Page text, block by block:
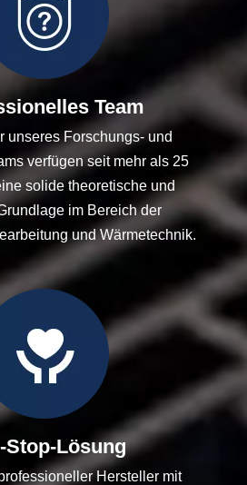
Team
unseres Forschungs- und
verfügen seit mehr als 25
solide theoretische und
im Bereich der
und Wärmetechnik.
Stop-Lösung
Hersteller mit